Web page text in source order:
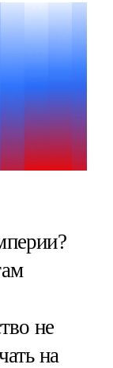
не
на